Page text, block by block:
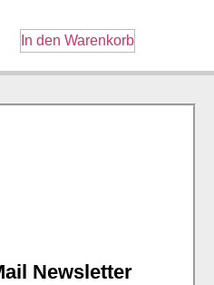
In den Warenkorb
Newsletter